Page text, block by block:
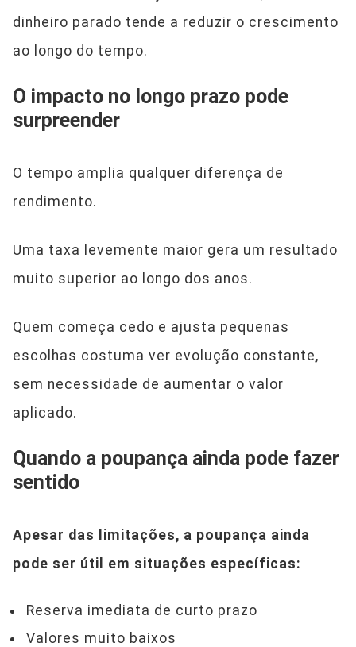
dinheiro parado tende a reduzir o crescimento
ao longo do tempo.
O impacto no longo prazo pode
surpreender
O tempo amplia qualquer diferença de
rendimento.
Uma taxa levemente maior gera um resultado
muito superior ao longo dos anos.
Quem começa cedo e ajusta pequenas
escolhas costuma ver evolução constante,
sem necessidade de aumentar o valor
aplicado.
Quando a poupança ainda pode fazer
sentido
Apesar das limitações, a poupança ainda
pode ser útil em situações específicas:
Reserva imediata de curto prazo
Valores muito baixos